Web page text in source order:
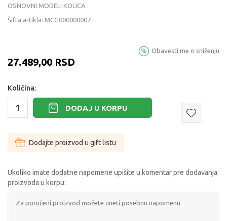
OSNOVNI MODELI KOLICA
Šifra artikla: MCG000000007
27.489,00 RSD
Obavesti me o sniženju
Količina:
DODAJ U KORPU
Dodajte proizvod u gift listu
Ukoliko imate dodatne napomene upišite u komentar pre dodavanja
proizvoda u korpu: